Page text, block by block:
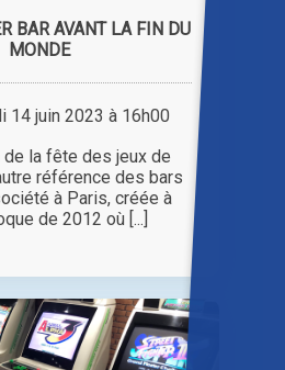
BAR AVANT LA FIN DU
MONDE
juin 2023 à 16h00
la fête des jeux de
référence des bars
à Paris, créée à
de 2012 où [...]